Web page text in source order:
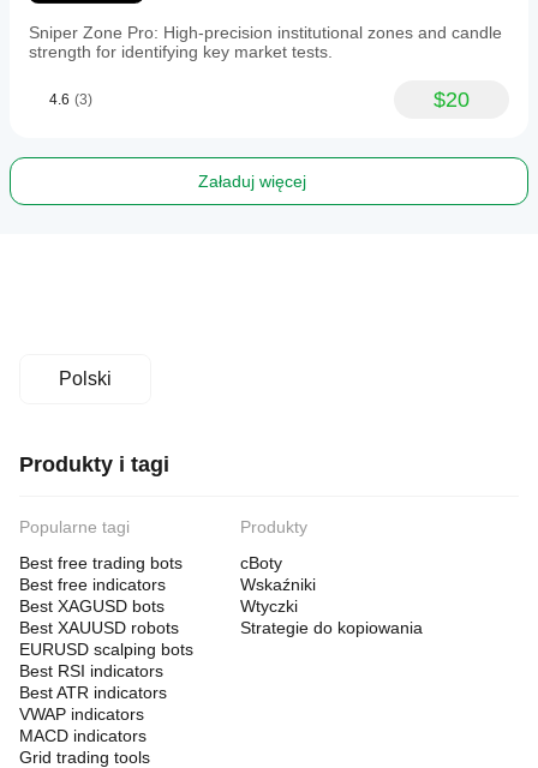
Sniper Zone Pro: High-precision institutional zones and candle
strength for identifying key market tests.
4.6 (3) $20
Załaduj więcej
Polski
Produkty i tagi
Popularne tagi
Best free trading bots
Best free indicators
Best XAGUSD bots
Best XAUUSD robots
EURUSD scalping bots
Best RSI indicators
Best ATR indicators
VWAP indicators
MACD indicators
Grid trading tools
Produkty
cBoty
Wskaźniki
Wtyczki
Strategie do kopiowania